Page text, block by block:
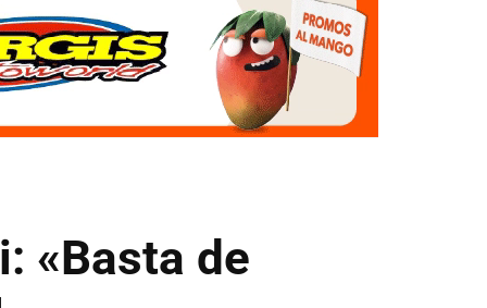
«Basta de